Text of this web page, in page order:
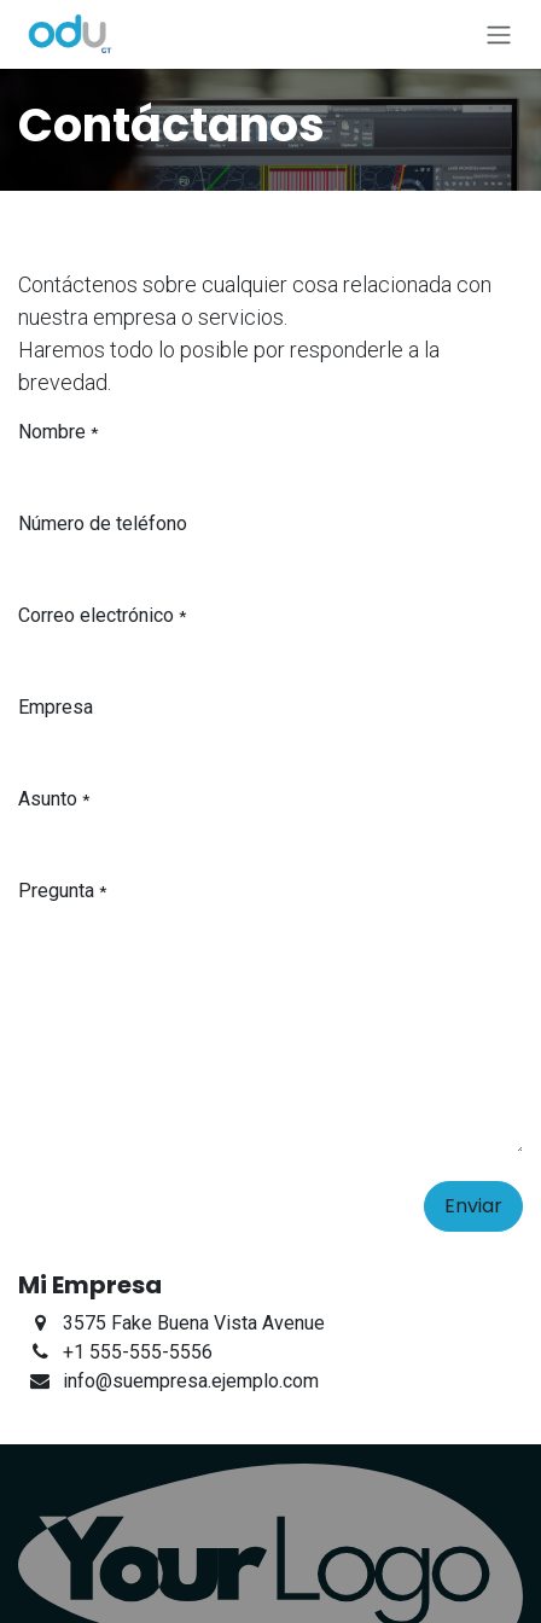
Ir al contenido
Contáctanos
Contáctenos sobre cualquier cosa relacionada con
nuestra empresa o servicios.
Haremos todo lo posible por responderle a la
brevedad.
Nombre *
Número de teléfono
Correo electrónico *
Empresa
Asunto *
Pregunta *
Enviar
Mi Empresa
3575 Fake Buena Vista Avenue
+1 555-555-5556
info@suempresa.ejemplo.com